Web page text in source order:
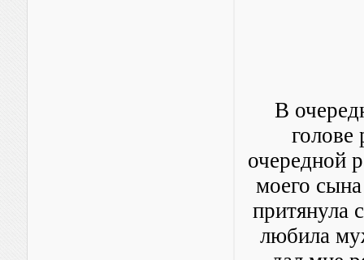
В
голове
очередной
моего
притянула
любила